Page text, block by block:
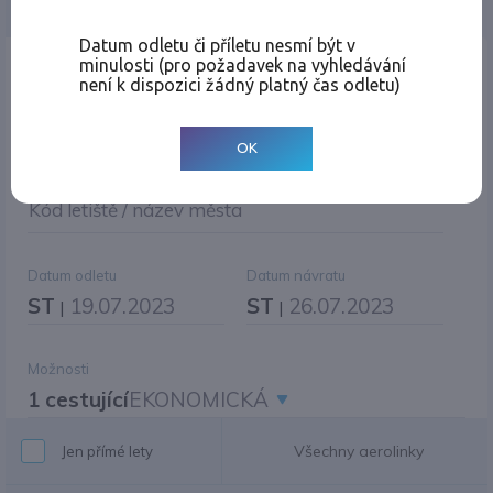
Místo odletu
Kód letiště / název města
Datum odletu
ST | 19.07.2023
Datum návratu
ST | 26.07.2023
Možnosti
1 cestujícíEKONOMICKÁ
Jen přímé lety Všechny aerolinky
Datum odletu či příletu nesmí být v
minulosti (pro požadavek na vyhledávání
není k dispozici žádný platný čas odletu)
OK